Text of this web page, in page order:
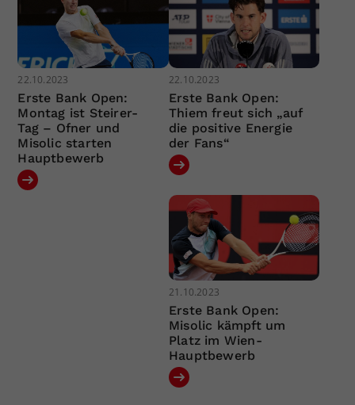
22.10.2023
Erste Bank Open:
Montag ist Steirer-
Tag – Ofner und
Misolic starten
Hauptbewerb
22.10.2023
Erste Bank Open:
Thiem freut sich „auf
die positive Energie
der Fans“
21.10.2023
Erste Bank Open:
Misolic kämpft um
Platz im Wien-
Hauptbewerb